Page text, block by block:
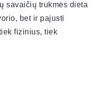
savaičių trukmės dieta
bet ir pajusti
fizinius, tiek